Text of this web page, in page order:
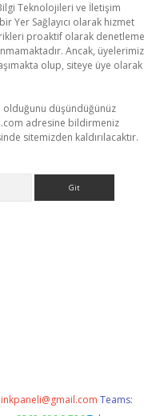
Teknolojileri ve İletişim
Yer Sağlayıcı olarak hizmet
proaktif olarak denetleme
Ancak, üyelerimiz
olup, siteye üye olarak
olduğunu düşündüğünüz
adresine bildirmeniz
sitemizden kaldırılacaktır.
Teams: